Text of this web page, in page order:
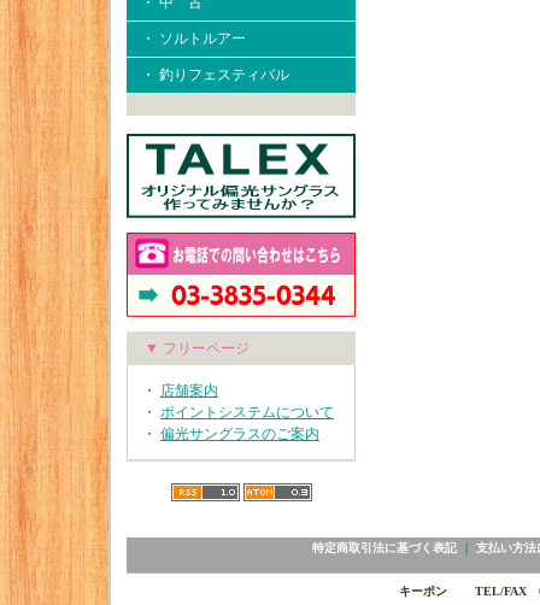
・ ソルトルアー
・ 釣りフェスティバル
▼ フリーページ
・ 店舗案内
・ ポイントシステムについて
・ 偏光サングラスのご案内
特定商取引法に基づく表記｜ 支払い方法
キーポン TEL/FAX